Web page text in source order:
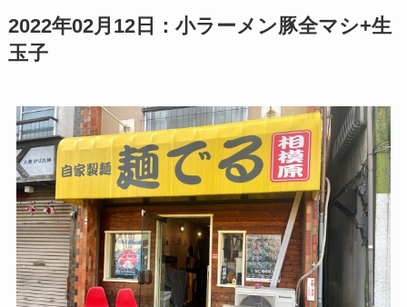
2022年02月12日：小ラーメン豚全マシ+生
玉子